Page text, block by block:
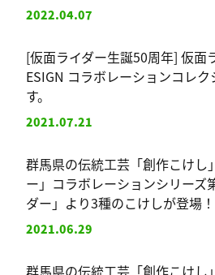
2022.04.07
[仮面ライダー生誕50周年] 仮面
ESIGN コラボレーションコレ
す。
2021.07.21
群馬県の伝統工芸「創作こけし
ー」コラボレーションシリーズ
ダー」より3種のこけしが登場！
2021.06.29
群馬県の伝統工芸「創作こけし